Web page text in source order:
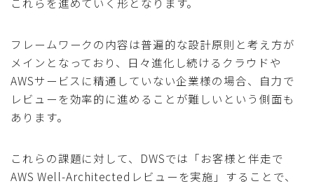
フレームワークの内容は普遍的な設計原則と考え方が
メインとなっており、日々進化し続けるクラウドや
AWSサービスに精通していない企業様の場合、自力で
レビューを効率的に進めることが難しいという側面も
あります。
これらの課題に対して、DWSでは「お客様と伴走で
AWS Well-Architectedレビューを実施」することで、